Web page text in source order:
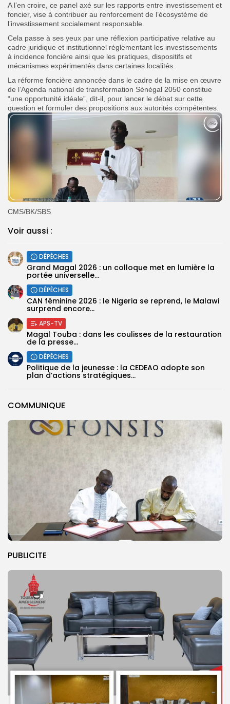
COMMUNIQUE
PUBLICITE
A l’en croire, ce panel axé sur les rapports entre investissement et
foncier, vise à contribuer au renforcement de l’écosystème de
l’investissement socialement responsable.
Cela passe à ses yeux par une réflexion participative relative au
cadre juridique et institutionnel réglementant les investissements
à incidence foncière ainsi que les pratiques, dispositifs et
mécanismes expérimentés dans certaines localités.
La réforme foncière annoncée dans le cadre de la mise en œuvre
de l’Agenda national de transformation Sénégal 2050 constitue
“une opportunité idéale”, dit-il, pour lancer le débat sur cette
question et formuler des propositions aux autorités compétentes.
CMS/BK/SBS
Voir aussi :
DÉPÊCHES
Grand Magal 2026 : un colloque met en lumière la
portée universelle...
DÉPÊCHES
‎CAN féminine 2026 : le Nigeria se reprend, le Malawi
surprend encore...
APS-TV
Magal Touba : dans les coulisses de la restauration
de la presse...
DÉPÊCHES
Politique de la jeunesse : la CEDEAO adopte son
plan d’actions stratégiques...